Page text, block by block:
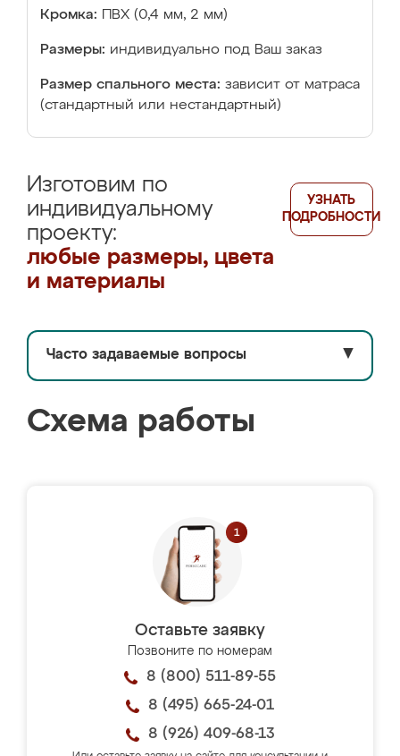
Кромка: ПВХ (0,4 мм, 2 мм)
Размеры: индивидуально под Ваш заказ
Размер спального места: зависит от матраса
(стандартный или нестандартный)
Изготовим по
индивидуальному
проекту:
любые размеры, цвета
и материалы
УЗНАТЬ
ПОДРОБНОСТИ
Часто задаваемые вопросы ▼
Схема работы
Оставьте заявку
Позвоните по номерам
8 (800) 511-89-55
8 (495) 665-24-01
8 (926) 409-68-13